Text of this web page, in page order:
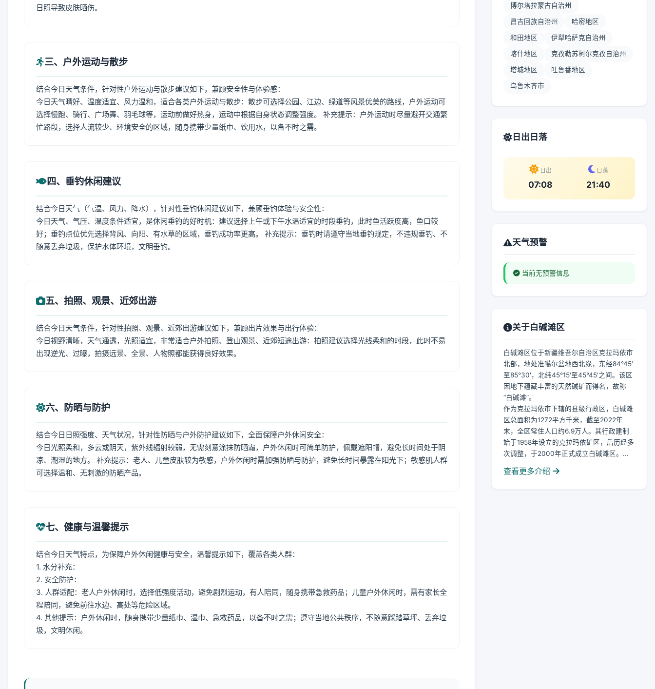
日照导致皮肤晒伤。
三、户外运动与散步
结合今日天气条件，针对性户外运动与散步建议如下，兼顾安全性与体验感：
今日天气晴好、温度适宜、风力温和，适合各类户外运动与散步：散步可选择公园、江边、绿道等风景优美的路线，户外运动可
选择慢跑、骑行、广场舞、羽毛球等，运动前做好热身，运动中根据自身状态调整强度。 补充提示：户外运动时尽量避开交通繁
忙路段，选择人流较少、环境安全的区域，随身携带少量纸巾、饮用水，以备不时之需。
四、垂钓休闲建议
结合今日天气（气温、风力、降水），针对性垂钓休闲建议如下，兼顾垂钓体验与安全性：
今日天气、气压、温度条件适宜，是休闲垂钓的好时机：建议选择上午或下午水温适宜的时段垂钓，此时鱼活跃度高，鱼口较
好；垂钓点位优先选择背风、向阳、有水草的区域，垂钓成功率更高。 补充提示：垂钓时请遵守当地垂钓规定，不违规垂钓、不
随意丢弃垃圾，保护水体环境，文明垂钓。
五、拍照、观景、近郊出游
结合今日天气条件，针对性拍照、观景、近郊出游建议如下，兼顾出片效果与出行体验：
今日视野清晰，天气通透，光照适宜，非常适合户外拍照、登山观景、近郊短途出游：拍照建议选择光线柔和的时段，此时不易
出现逆光、过曝，拍摄远景、全景、人物照都能获得良好效果。
六、防晒与防护
结合今日日照强度、天气状况，针对性防晒与户外防护建议如下，全面保障户外休闲安全：
今日光照柔和，多云或阴天，紫外线辐射较弱，无需刻意涂抹防晒霜，户外休闲时可简单防护，佩戴遮阳帽，避免长时间处于阴
凉、潮湿的地方。 补充提示：老人、儿童皮肤较为敏感，户外休闲时需加强防晒与防护，避免长时间暴露在阳光下；敏感肌人群
可选择温和、无刺激的防晒产品。
七、健康与温馨提示
结合今日天气特点，为保障户外休闲健康与安全，温馨提示如下，覆盖各类人群：
1. 水分补充：
2. 安全防护：
3. 人群适配：老人户外休闲时，选择低强度活动，避免剧烈运动，有人陪同，随身携带急救药品；儿童户外休闲时，需有家长全
程陪同，避免前往水边、高处等危险区域。
4. 其他提示：户外休闲时，随身携带少量纸巾、湿巾、急救药品，以备不时之需；遵守当地公共秩序，不随意踩踏草坪、丢弃垃
圾，文明休闲。
博尔塔拉蒙古自治州
昌吉回族自治州 哈密地区
和田地区 伊犁哈萨克自治州
喀什地区 克孜勒苏柯尔克孜自治州
塔城地区 吐鲁番地区
乌鲁木齐市
日出日落
日出
07:08
日落
21:40
天气预警
当前无预警信息
关于白碱滩区
白碱滩区位于新疆维吾尔自治区克拉玛依市
北部，地处准噶尔盆地西北缘，东经84°45′
至85°30′，北纬45°15′至45°45′之间。该区
因地下蕴藏丰富的天然碱矿而得名，故称
“白碱滩”。
作为克拉玛依市下辖的县级行政区，白碱滩
区总面积为1272平方千米，截至2022年
末，全区常住人口约6.9万人。其行政建制
始于1958年设立的克拉玛依矿区，后历经多
次调整，于2000年正式成立白碱滩区。...
查看更多介绍